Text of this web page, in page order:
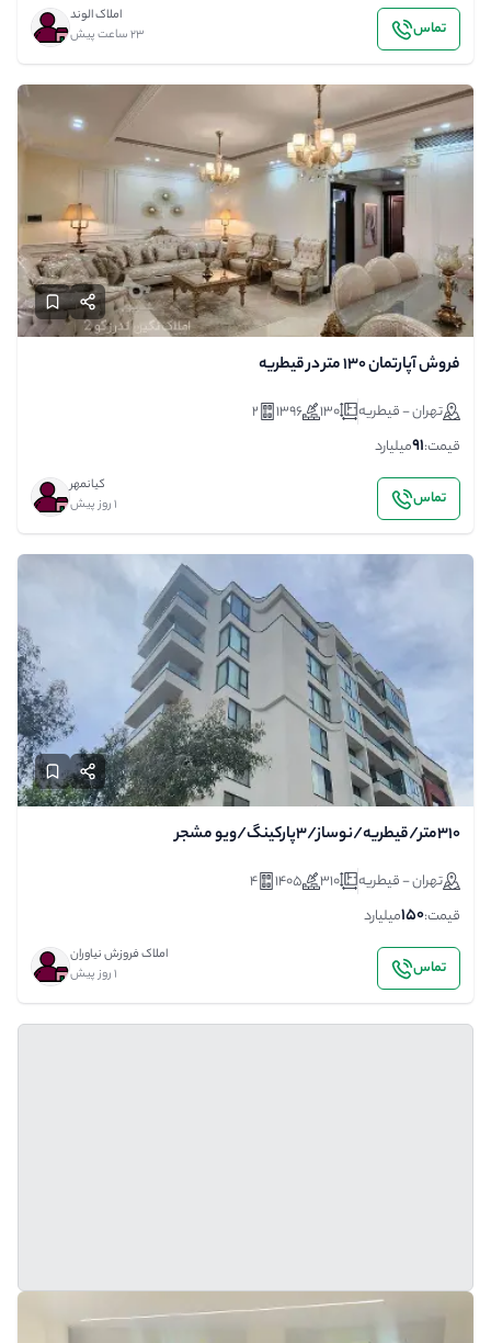
تماس
املاک الوند
23 ساعت پیش
فروش آپارتمان 130 متر در قیطریه
تهران - قیطریه 130
1396
2
قیمت:91میلیارد
تماس
کیانمهر
1 روز پیش
۳۱۰متر/قیطریه/نوساز/۳پارکینگ/ویو مشجر
تهران - قیطریه 310
1405
4
قیمت:150میلیارد
تماس
املاک فروزش نیاوران
1 روز پیش